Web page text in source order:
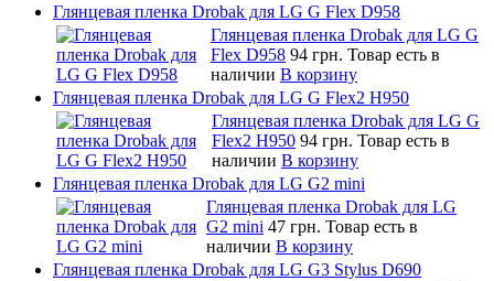
Глянцевая пленка Drobak для LG G Flex D958
Глянцевая пленка Drobak для LG G
Flex D958 94 грн. Товар есть в
наличии В корзину
Глянцевая пленка Drobak для LG G Flex2 H950
Глянцевая пленка Drobak для LG G
Flex2 H950 94 грн. Товар есть в
наличии В корзину
Глянцевая пленка Drobak для LG G2 mini
Глянцевая пленка Drobak для LG
G2 mini 47 грн. Товар есть в
наличии В корзину
Глянцевая пленка Drobak для LG G3 Stylus D690